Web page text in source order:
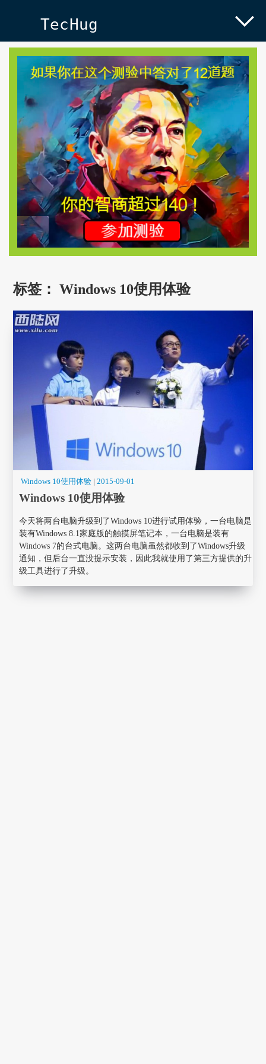
TecHug
标签：Windows 10使用体验
Windows 10使用体验 |2015-09-01
Windows 10使用体验
今天将两台电脑升级到了Windows 10进行试用体验，一台电脑是
装有Windows 8.1家庭版的触摸屏笔记本，一台电脑是装有
Windows 7的台式电脑。这两台电脑虽然都收到了Windows升级
通知，但后台一直没提示安装，因此我就使用了第三方提供的升
级工具进行了升级。